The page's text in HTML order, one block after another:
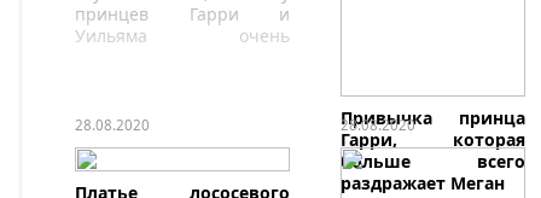
принцев Гарри и
Уильяма очень
Привычка принца
Гарри, которая
больше всего
раздражает Меган
28.08.2020
Платье лососевого
28.08.2020